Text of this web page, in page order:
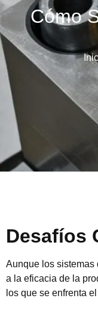
Cómo
Desafíos
Aunque los sistemas
a la eficacia de la
los que se enfrenta